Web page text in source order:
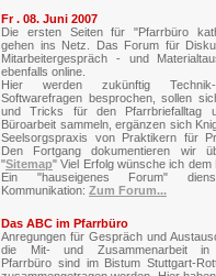
Fr . 08. Juni 2007
Die ersten Seiten für "Pfarrbüro
gehen ins Netz. Das Forum für
Mitarbeitergespräch - und
ebenfalls online.
Hier werden zukünftig
Softwarefragen besprochen, sollen
und Tricks für den Pfarrbriefalltag
Büroarbeit sammeln, ergänzen sich
Seelsorgspraxis von Praktikern für
Den Fortgang dokumentieren wir
"Sitemap" Viel Erfolg wünsche ich dem
Ein "hauseigenes Forum"
Kommunikation: Zum Forum...
Das ABC im Pfarrbüro
Anregungen für Gespräch und
die Mit- und Zusammenarbeit in
Pfarrbüro sind im Bistum Stuttgart-